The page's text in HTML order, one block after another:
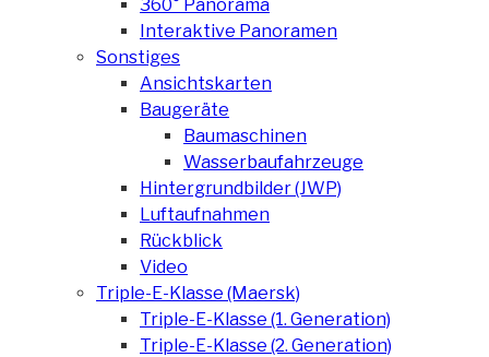
360° Panorama
Interaktive Panoramen
Sonstiges
Ansichtskarten
Baugeräte
Baumaschinen
Wasserbaufahrzeuge
Hintergrundbilder (JWP)
Luftaufnahmen
Rückblick
Video
Triple-E-Klasse (Maersk)
Triple-E-Klasse (1. Generation)
Triple-E-Klasse (2. Generation)